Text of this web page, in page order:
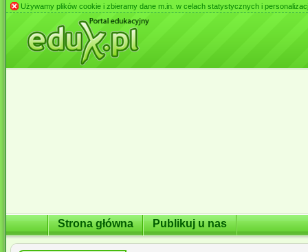
Używamy plików cookie i zbieramy dane m.in. w celach statystycznych i
Strona główna Publikuj u nas